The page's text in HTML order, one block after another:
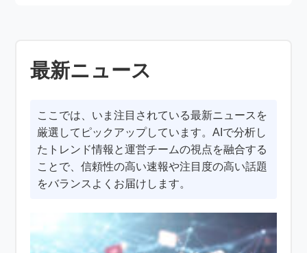
最新ニュース
ここでは、いま注目されている最新ニュースを
厳選してピックアップしています。AIで分析し
たトレンド情報と運営チームの視点を融合する
ことで、信頼性の高い速報や注目度の高い話題
をバランスよくお届けします。